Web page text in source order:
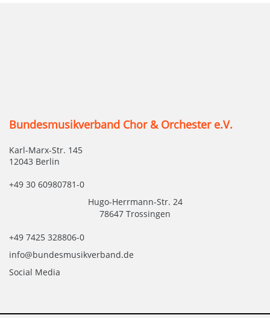
Bundesmusikverband Chor & Orchester e.V.
Karl-Marx-Str. 145
12043 Berlin
+49 30 60980781-0
Hugo-Herrmann-Str. 24
78647 Trossingen
+49 7425 328806-0
info@bundesmusikverband.de
Social Media